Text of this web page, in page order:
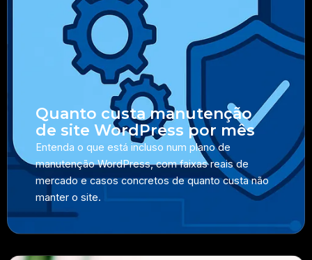
Quanto custa manutenção
de site WordPress por mês
Entenda o que está incluso num plano de
manutenção WordPress, com faixas reais de
mercado e casos concretos de quanto custa não
manter o site.